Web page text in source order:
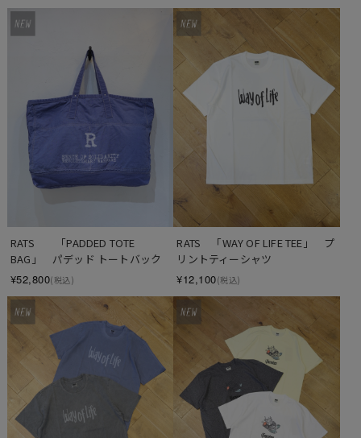
RATS　　「PADDED TOTE
BAG」　パデッド トートバック
¥52,800(税込)
RATS　「WAY OF LIFE TEE」　プ
リントティーシャツ
¥12,100(税込)